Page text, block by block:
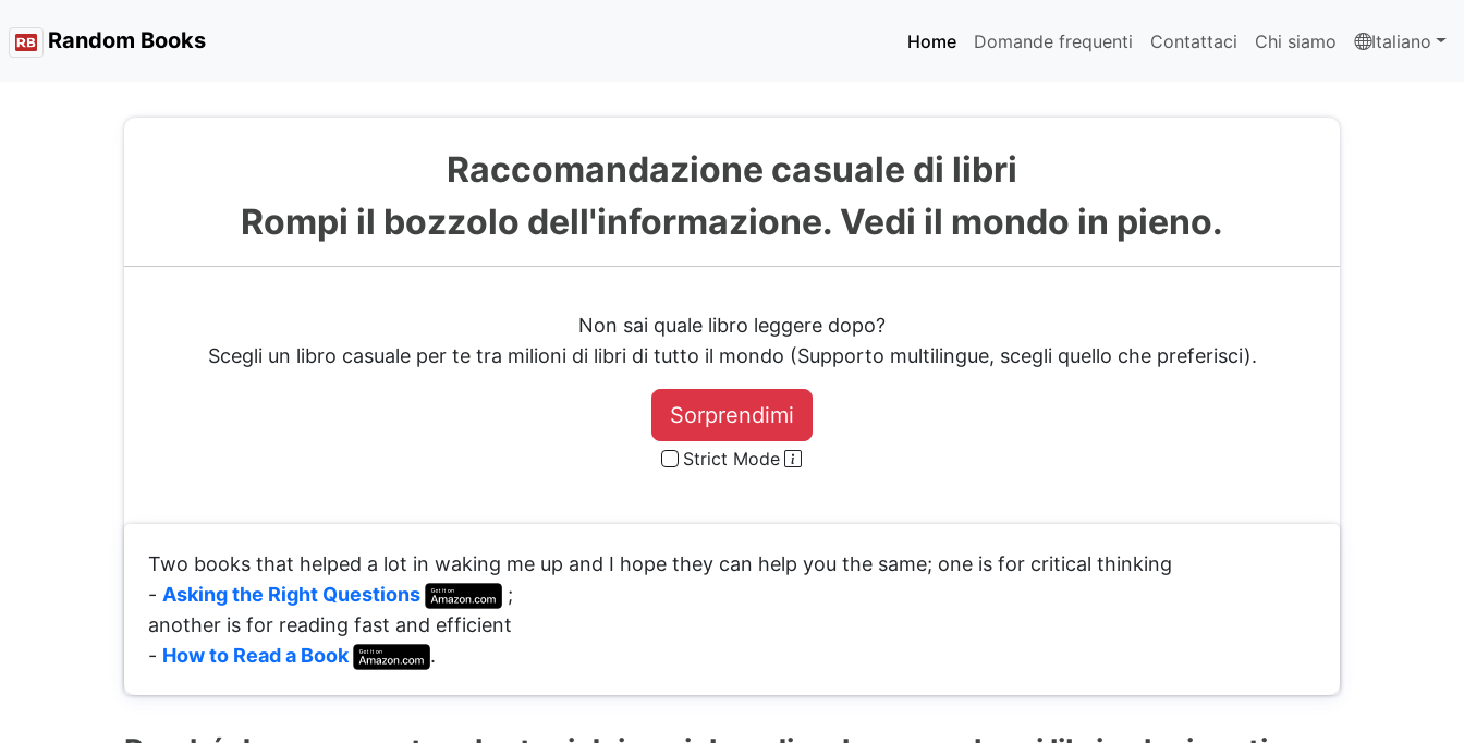
Random Books Home Domande frequenti Contattaci Chi siamo Italiano
Raccomandazione casuale di libri
Rompi il bozzolo dell'informazione. Vedi il mondo in pieno.
Non sai quale libro leggere dopo?
Scegli un libro casuale per te tra milioni di libri di tutto il mondo (Supporto multilingue, scegli quello che preferisci).
Sorprendimi
Strict Mode
Two books that helped a lot in waking me up and I hope they can help you the same; one is for critical thinking
- Asking the Right Questions
;
another is for reading fast and efficient
- How to Read a Book .